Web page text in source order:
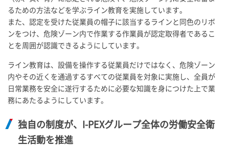
るための方法などを学ぶライン教育を実施しています。
また、認定を受けた従業員の帽子に該当するラインと同色のリボ
ンをつけ、危険ゾーン内で作業する作業員が認定取得者であるこ
とを周囲が認識できるようにしています。
ライン教育は、設備を操作する従業員だけではなく、危険ゾーン
内やその近くを通過するすべての従業員を対象に実施し、全員が
日常業務を安全に遂行するために必要な知識を身につけた上で業
務にあたるようにしています。
独自の制度が、 I-PEXグループ全体の労働安全衛
生活動を推進